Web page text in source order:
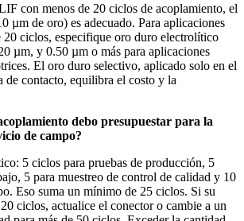
con menos de 20 ciclos de acoplamiento, el
µm de oro) es adecuado. Para aplicaciones
20 ciclos, especifique oro duro electrolítico
µm, y 0.50 µm o más para aplicaciones
El oro duro selectivo, aplicado solo en el
de contacto, equilibra el costo y la
debo presupuestar para la
de campo?
5 ciclos para pruebas de producción, 5
5 para muestreo de control de calidad y 10
Eso suma un mínimo de 25 ciclos. Si su
ciclos, actualice el conector o cambie a un